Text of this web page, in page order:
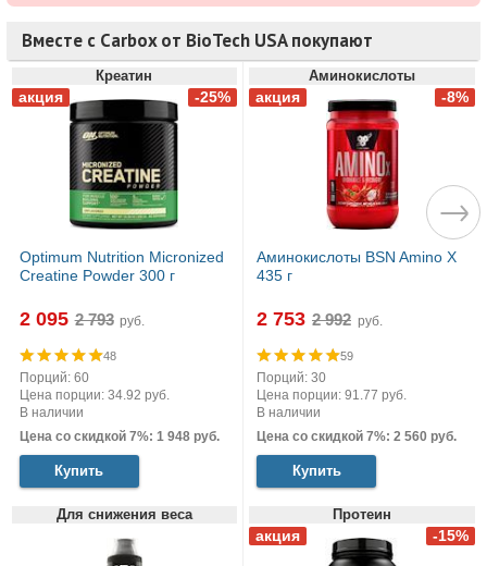
Вместе с Carbox от BioTech USA покупают
Креатин
Optimum Nutrition Micronized
Creatine Powder 300 г
2 095 руб.
48
Порций: 60
Цена порции: 34.92 руб.
В наличии
Цена со скидкой 7%: 1 948 руб.
Купить
Аминокислоты
Аминокислоты BSN Amino X
435 г
2 753 руб.
59
Порций: 30
Цена порции: 91.77 руб.
В наличии
Цена со скидкой 7%: 2 560 руб.
Купить
Для снижения веса Протеин